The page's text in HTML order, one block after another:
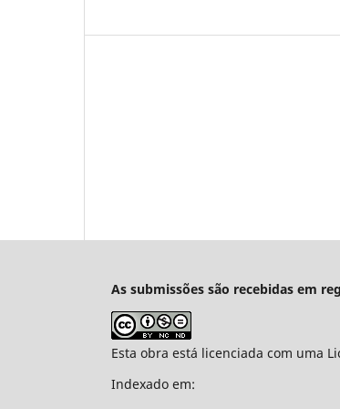
As submissões são recebidas em
Esta obra está licenciada com uma
Indexado em: